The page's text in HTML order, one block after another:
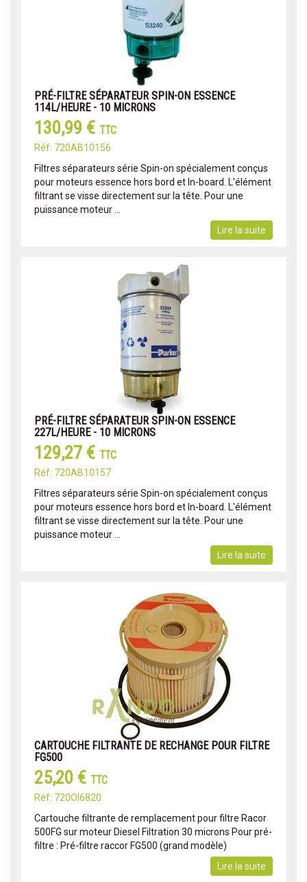
PRÉ-FILTRE SÉPARATEUR SPIN-ON ESSENCE
114L/HEURE - 10 MICRONS
130,99 € TTC
Réf: 720AB10156
Filtres séparateurs série Spin-on spécialement conçus
pour moteurs essence hors bord et In-board. L'élément
filtrant se visse directement sur la tête. Pour une
puissance moteur ...
Lire la suite
PRÉ-FILTRE SÉPARATEUR SPIN-ON ESSENCE
227L/HEURE - 10 MICRONS
129,27 € TTC
Réf: 720AB10157
Filtres séparateurs série Spin-on spécialement conçus
pour moteurs essence hors bord et In-board. L'élément
filtrant se visse directement sur la tête. Pour une
puissance moteur ...
Lire la suite
CARTOUCHE FILTRANTE DE RECHANGE POUR FILTRE
FG500
25,20 € TTC
Réf: 720OI6820
Cartouche filtrante de remplacement pour filtre Racor
500FG sur moteur Diesel Filtration 30 microns Pour pré-
filtre : Pré-filtre raccor FG500 (grand modèle)
Lire la suite